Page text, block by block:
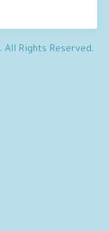
. All Rights Reserved.